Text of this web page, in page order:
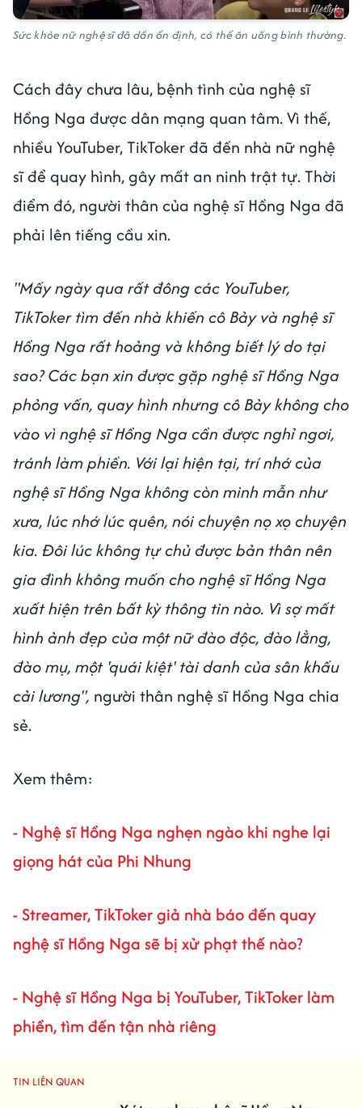
Sức khỏe nữ nghệ sĩ đã dần ổn định, có thể ăn uống bình thường.
Cách đây chưa lâu, bệnh tình của nghệ sĩ
Hồng Nga được dân mạng quan tâm. Vì thế,
nhiều YouTuber, TikToker đã đến nhà nữ nghệ
sĩ để quay hình, gây mất an ninh trật tự. Thời
điểm đó, người thân của nghệ sĩ Hồng Nga đã
phải lên tiếng cầu xin.
"Mấy ngày qua rất đông các YouTuber,
TikToker tìm đến nhà khiến cô Bảy và nghệ sĩ
Hồng Nga rất hoảng và không biết lý do tại
sao? Các bạn xin được gặp nghệ sĩ Hồng Nga
phỏng vấn, quay hình nhưng cô Bảy không cho
vào vì nghệ sĩ Hồng Nga cần được nghỉ ngơi,
tránh làm phiền. Với lại hiện tại, trí nhớ của
nghệ sĩ Hồng Nga không còn minh mẫn như
xưa, lúc nhớ lúc quên, nói chuyện nọ xọ chuyện
kia. Đôi lúc không tự chủ được bản thân nên
gia đình không muốn cho nghệ sĩ Hồng Nga
xuất hiện trên bất kỳ thông tin nào. Vì sợ mất
hình ảnh đẹp của một nữ đào độc, đào lẳng,
đào mụ, một 'quái kiệt' tài danh của sân khấu
cải lương", người thân nghệ sĩ Hồng Nga chia
sẻ.
Xem thêm:
- Nghệ sĩ Hồng Nga nghẹn ngào khi nghe lại
giọng hát của Phi Nhung
- Streamer, TikToker giả nhà báo đến quay
nghệ sĩ Hồng Nga sẽ bị xử phạt thế nào?
- Nghệ sĩ Hồng Nga bị YouTuber, TikToker làm
phiền, tìm đến tận nhà riêng
TIN LIÊN QUAN